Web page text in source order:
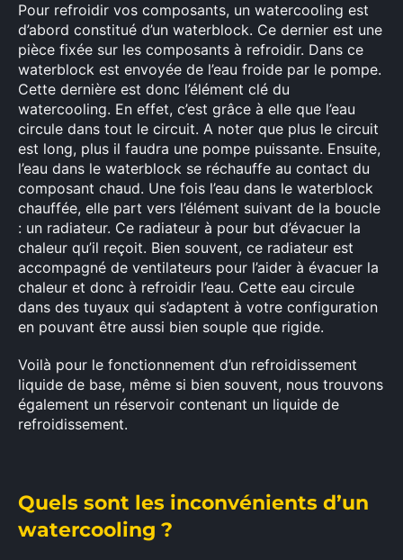
Pour refroidir vos composants, un watercooling est
d’abord constitué d’un waterblock. Ce dernier est une
pièce fixée sur les composants à refroidir. Dans ce
waterblock est envoyée de l’eau froide par le pompe.
Cette dernière est donc l’élément clé du
watercooling. En effet, c’est grâce à elle que l’eau
circule dans tout le circuit. A noter que plus le circuit
est long, plus il faudra une pompe puissante. Ensuite,
l’eau dans le waterblock se réchauffe au contact du
composant chaud. Une fois l’eau dans le waterblock
chauffée, elle part vers l’élément suivant de la boucle
: un radiateur. Ce radiateur à pour but d’évacuer la
chaleur qu’il reçoit. Bien souvent, ce radiateur est
accompagné de ventilateurs pour l’aider à évacuer la
chaleur et donc à refroidir l’eau. Cette eau circule
dans des tuyaux qui s’adaptent à votre configuration
en pouvant être aussi bien souple que rigide.
Voilà pour le fonctionnement d’un refroidissement
liquide de base, même si bien souvent, nous trouvons
également un réservoir contenant un liquide de
refroidissement.
Quels sont les inconvénients d’un
watercooling ?